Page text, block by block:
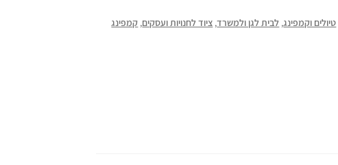
טיולים וקמפינג, לבית לגן ולמשרד, ציוד לחנויות ועסקים, קמפינג